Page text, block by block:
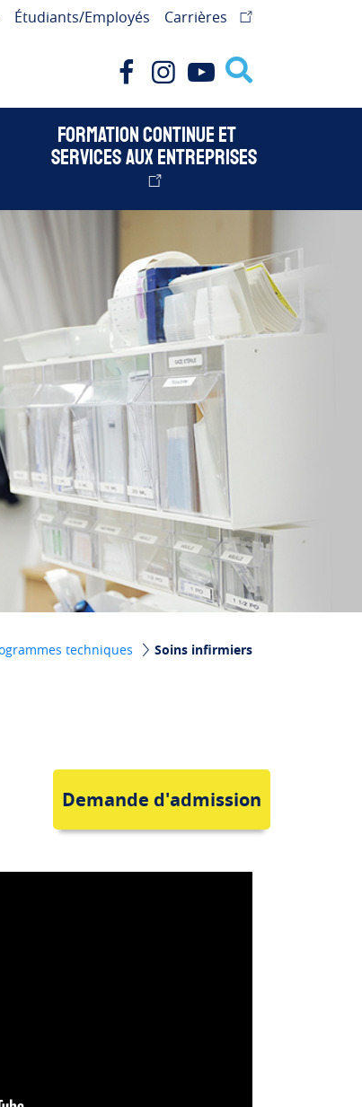
Étudiants/Employés
Carrières
Facebook
Instagram
Youtube
Formation continue et
services aux entreprises
techniques Soins infirmiers
Demande d'admission